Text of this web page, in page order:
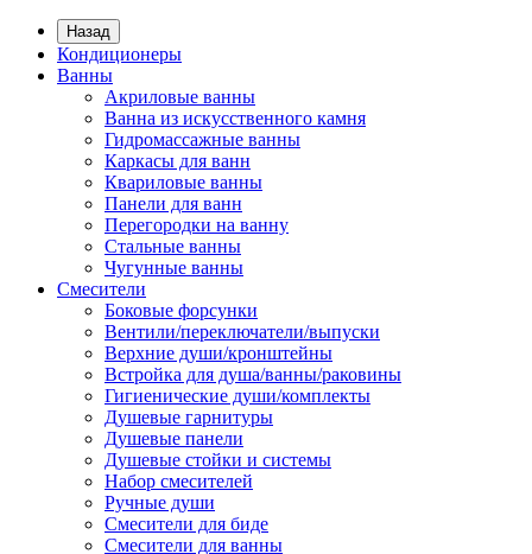
Назад
Кондиционеры
Ванны
Акриловые ванны
Ванна из искусственного камня
Гидромассажные ванны
Каркасы для ванн
Квариловые ванны
Панели для ванн
Перегородки на ванну
Стальные ванны
Чугунные ванны
Смесители
Боковые форсунки
Вентили/переключатели/выпуски
Верхние души/кронштейны
Встройка для душа/ванны/раковины
Гигиенические души/комплекты
Душевые гарнитуры
Душевые панели
Душевые стойки и системы
Набор смесителей
Ручные души
Смесители для биде
Смесители для ванны